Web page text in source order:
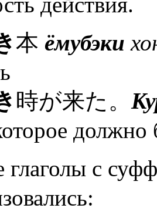
本 ёмубэки
時が来た。
глаголы с